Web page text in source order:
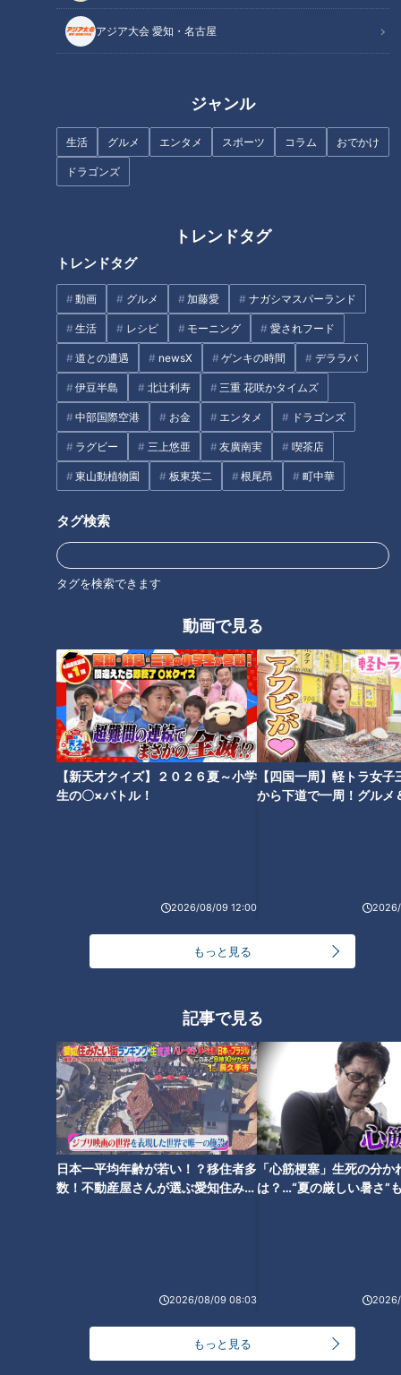
アジア大会 愛知・名古屋
ジャンル
生活 グルメ エンタメ スポーツ コラム おでかけ
ドラゴンズ
トレンドタグ
トレンドタグ
動画 グルメ 加藤愛 ナガシマスパーランド
生活 レシピ モーニング 愛されフード
道との遭遇 newsX ゲンキの時間 デララバ
伊豆半島 北辻利寿 三重 花咲かタイムズ
中部国際空港 お金 エンタメ ドラゴンズ
ラグビー 三上悠亜 友廣南実 喫茶店
東山動植物園 板東英二 根尾昂 町中華
タグ検索
タグを検索できます
動画で見る
【新天才クイズ】２０２６夏～小学
生の〇×バトル！
2026/08/09 12:00
【四国一周】軽トラ女子
から下道で一周！グルメ
もっと見る
記事で見る
日本一平均年齢が若い！？移住者多
数！不動産屋さんが選ぶ愛知住みた
2026/08/09 08:03
「心筋梗塞」生死の分か
は？…“夏の厳しい暑さ”
もっと見る
手羽先の秘密は「幻のコショ
ウ」！？世界の山ちゃんに密
着！1日16万羽をさばくタイの
巨大鶏肉工場に爆笑問題・太田
大須で味わう新感覚の手羽先！
豊富なフレーバーが人気の「手
入社2年目さわやかアナウンサ
ーが、その町に根付く、地元で
人気の味を調査！喫茶店のモー
ニングで有名な愛知県一宮市
の“愛されフード”とは？
「世界の山ちゃん」の店名に隠
されたネーミング秘話とは？ 名
物「幻の手羽先」に秘められた
ヒストリーも深掘り
タグ
オススメ関連コンテンツ
大須で味わう新感覚の手羽先！
豊富なフレーバーが人気の「手
風来坊の「元祖手羽先唐揚げ」
は食材の発注ミスから生まれ
手羽先の秘密は「幻のコショ
巨大鶏肉工場に爆笑問題・太田
光も驚き
「世界の山ちゃん」の店名に隠
されたネーミング秘話とは？ 名
物「幻の手羽先」に秘められた
ヒストリーも深掘り